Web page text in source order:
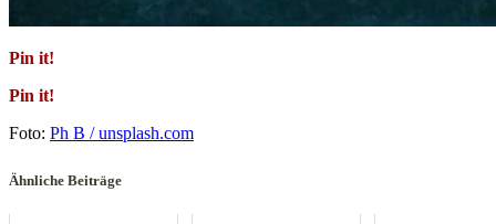
Pin it!
Pin it!
Foto: Ph B / unsplash.com
Ähnliche Beiträge